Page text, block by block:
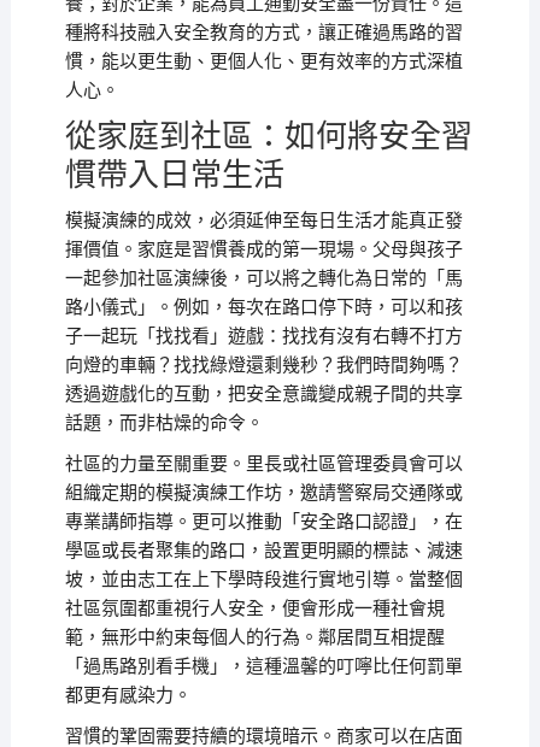
種將科技融入安全教育的方式，讓正確過馬路的習
慣，能以更生動、更個人化、更有效率的方式深植
人心。
從家庭到社區：如何將安全習
慣帶入日常生活
模擬演練的成效，必須延伸至每日生活才能真正發
揮價值。家庭是習慣養成的第一現場。父母與孩子
一起參加社區演練後，可以將之轉化為日常的「馬
路小儀式」。例如，每次在路口停下時，可以和孩
子一起玩「找找看」遊戲：找找有沒有右轉不打方
向燈的車輛？找找綠燈還剩幾秒？我們時間夠嗎？
透過遊戲化的互動，把安全意識變成親子間的共享
話題，而非枯燥的命令。
社區的力量至關重要。里長或社區管理委員會可以
組織定期的模擬演練工作坊，邀請警察局交通隊或
專業講師指導。更可以推動「安全路口認證」，在
學區或長者聚集的路口，設置更明顯的標誌、減速
坡，並由志工在上下學時段進行實地引導。當整個
社區氛圍都重視行人安全，便會形成一種社會規
範，無形中約束每個人的行為。鄰居間互相提醒
「過馬路別看手機」，這種溫馨的叮嚀比任何罰單
都更有感染力。
習慣的鞏固需要持續的環境暗示。商家可以在店面